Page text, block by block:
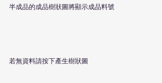
半成品的成品樹狀圖將顯示成品料號
若無資料請按下產生樹狀圖